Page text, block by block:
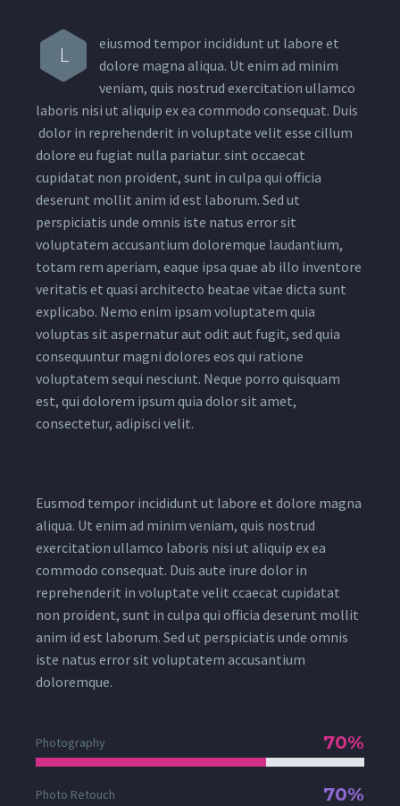
L
eiusmod tempor incididunt ut labore et
dolore magna aliqua. Ut enim ad minim
veniam, quis nostrud exercitation ullamco
laboris nisi ut aliquip ex ea commodo consequat. Duis
dolor in reprehenderit in voluptate velit esse cillum
dolore eu fugiat nulla pariatur. sint occaecat
cupidatat non proident, sunt in culpa qui officia
deserunt mollit anim id est laborum. Sed ut
perspiciatis unde omnis iste natus error sit
voluptatem accusantium doloremque laudantium,
totam rem aperiam, eaque ipsa quae ab illo inventore
veritatis et quasi architecto beatae vitae dicta sunt
explicabo. Nemo enim ipsam voluptatem quia
voluptas sit aspernatur aut odit aut fugit, sed quia
consequuntur magni dolores eos qui ratione
voluptatem sequi nesciunt. Neque porro quisquam
est, qui dolorem ipsum quia dolor sit amet,
consectetur, adipisci velit.
Eusmod tempor incididunt ut labore et dolore magna
aliqua. Ut enim ad minim veniam, quis nostrud
exercitation ullamco laboris nisi ut aliquip ex ea
commodo consequat. Duis aute irure dolor in
reprehenderit in voluptate velit ccaecat cupidatat
non proident, sunt in culpa qui officia deserunt mollit
anim id est laborum. Sed ut perspiciatis unde omnis
iste natus error sit voluptatem accusantium
doloremque.
Photography 70%
Photo Retouch 70%